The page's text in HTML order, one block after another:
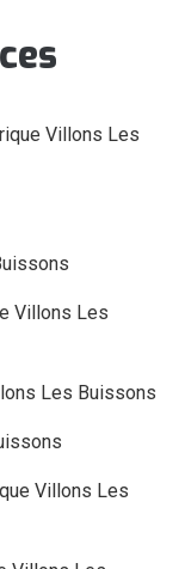
Villons Les
Villons Les
Les Buissons
Villons Les